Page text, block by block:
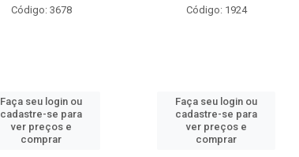
Código: 3678
Faça seu login ou
cadastre-se para
ver preços e
comprar
Código: 1924
Faça seu login ou
cadastre-se para
ver preços e
comprar